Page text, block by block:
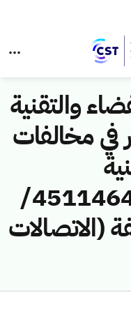
والتقنية
في مخالفات
المعلومات رقم (45114646/
(الاتصالات